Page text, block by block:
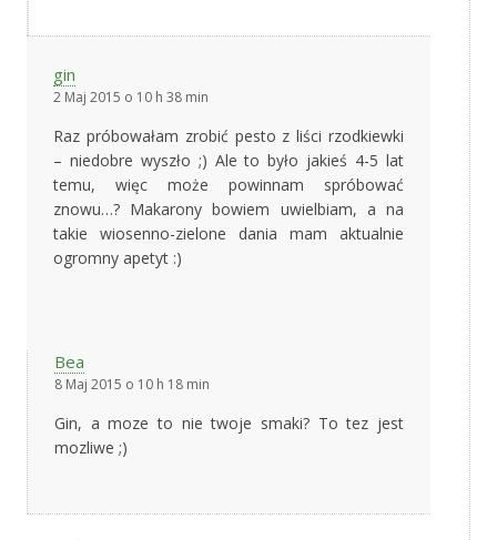
gin
2 Maj 2015 o 10 h 38 min
Raz próbowałam zrobić pesto z liści rzodkiewki
– niedobre wyszło ;) Ale to było jakieś 4-5 lat
temu, więc może powinnam spróbować
znowu…? Makarony bowiem uwielbiam, a na
takie wiosenno-zielone dania mam aktualnie
ogromny apetyt :)
Bea
8 Maj 2015 o 10 h 18 min
Gin, a moze to nie twoje smaki? To tez jest
mozliwe ;)